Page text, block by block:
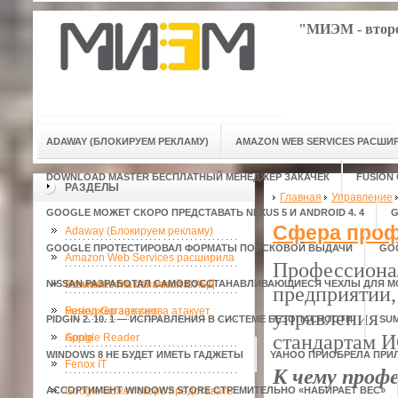
"МИЭМ -
ADAWAY (БЛОКИРУЕМ РЕКЛАМУ) AMAZON WEB SERVICES
DOWNLOAD MASTER БЕСПЛАТНЫЙ МЕНЕДЖЕР ЗАКАЧЕК
GOOGLE МОЖЕТ СКОРО ПРЕДСТАВАТЬ NEXUS 5 И ANDROID 4. 4
GOOGLE ПРОТЕСТИРОВАЛ ФОРМАТЫ ПОИСКОВОЙ ВЫДАЧИ
NISSAN РАЗРАБОТАЛ САМОВОССТАНАВЛИВАЮЩИЕСЯ ЧЕХЛЫ ДЛЯ
PIDGIN 2. 10. 1 — ИСПРАВЛЕНИЯ В СИСТЕМЕ БЕЗОПАСНОСТИ
WINDOWS 8 НЕ БУДЕТ ИМЕТЬ ГАДЖЕТЫ YAHOO ПРИОБРЕЛА
АССОРТИМЕНТ WINDOWS STORE СТРЕМИТЕЛЬНО «НАБИРАЕТ ВЕС»
РАЗДЕЛЫ
Adaway (Блокируем рекламу)
Amazon Web Services расширила
возможности облачной СУБД
Download Master бесплатный
менеджер закачек
Fusion Garage снова атакует
Apple
Google Reader
Fenox IT
Google может скоро представать
Главная Управление
Сфера
стандартам
К чему